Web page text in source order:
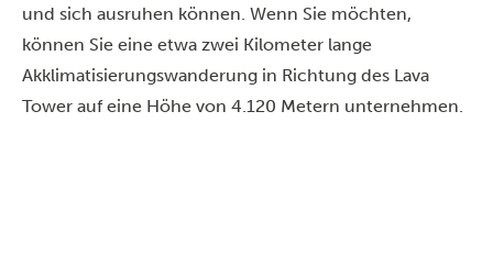
und sich ausruhen können. Wenn Sie möchten,
können Sie eine etwa zwei Kilometer lange
Akklimatisierungswanderung in Richtung des Lava
Tower auf eine Höhe von 4.120 Metern unternehmen.